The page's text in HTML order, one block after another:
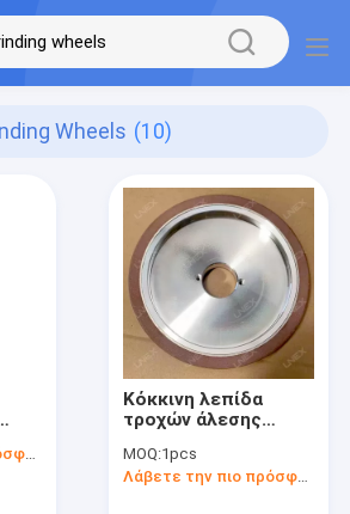
Wheels (10)
Λάβετε την πιο πρόσφατη τιμή
Κόκκινη λεπίδα
τροχών άλεσης
ρητίνης για το μύλο
MOQ:1pcs
Λάβετε την πιο πρόσφατη τιμή